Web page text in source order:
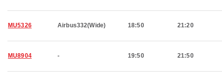
MU5326 Airbus332(Wide) 18:50 21:20
MU8904 - 19:50 21:50